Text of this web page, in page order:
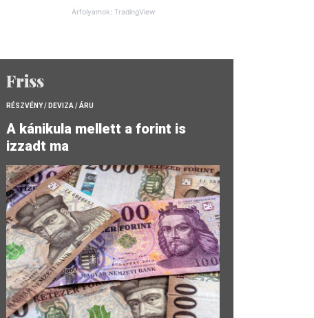
Árfolyamok: TradingView
Friss
RÉSZVÉNY / DEVIZA / ÁRU
A kánikula mellett a forint is
izzadt ma